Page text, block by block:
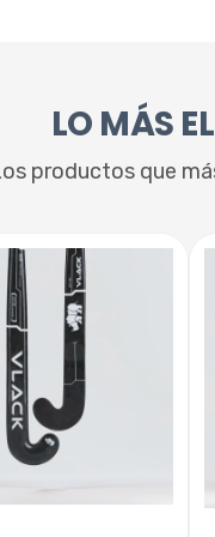
LO MÁS
productos que